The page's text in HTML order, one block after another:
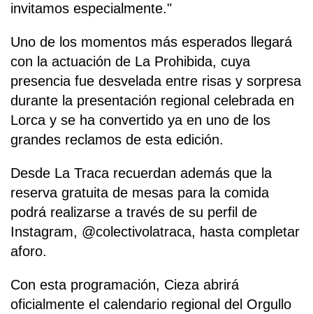
invitamos especialmente."
Uno de los momentos más esperados llegará
con la actuación de La Prohibida, cuya
presencia fue desvelada entre risas y sorpresa
durante la presentación regional celebrada en
Lorca y se ha convertido ya en uno de los
grandes reclamos de esta edición.
Desde La Traca recuerdan además que la
reserva gratuita de mesas para la comida
podrá realizarse a través de su perfil de
Instagram, @colectivolatraca, hasta completar
aforo.
Con esta programación, Cieza abrirá
oficialmente el calendario regional del Orgullo